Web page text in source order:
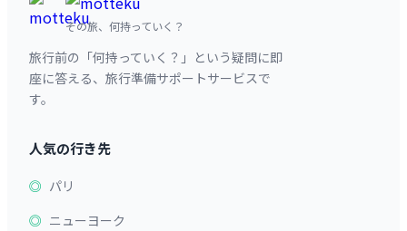
その旅、何持っていく？
旅行前の「何持っていく？」という疑問に即
座に答える、旅行準備サポートサービスで
す。
人気の行き先
パリ
ニューヨーク